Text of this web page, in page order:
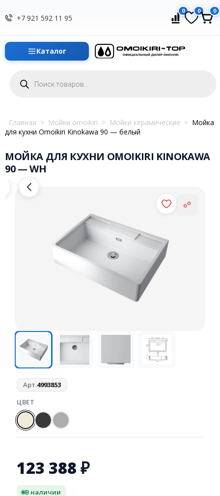
+7 921 592 11 95
0 0 0
Каталог
товаров
Главная > Мойки omoikiri > Мойки керамические > Мойка
для кухни Omoikiri Kinokawa 90 — белый
МОЙКА ДЛЯ КУХНИ OMOIKIRI KINOKAWA
90 — WH
Арт.4993853
ЦВЕТ
123 388 ₽
В наличии